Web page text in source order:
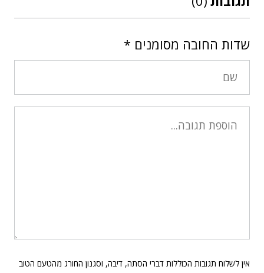
שדות החובה מסומנים *
אין לשלוח תגובות הכוללות דברי הסתה, דיבה, וסגנון החורג מהטעם הטוב